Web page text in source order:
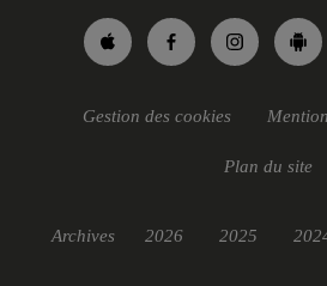
Gestion des cookies
Plan du site
Archives 2026 2025